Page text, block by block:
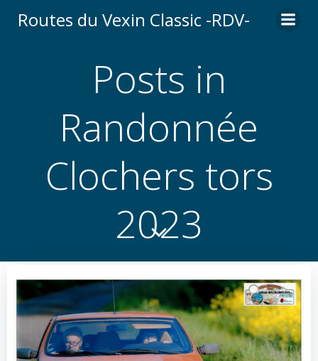
au
Routes du Vexin Classic -RDV-
Posts in
Randonnée
Clochers tors
2023